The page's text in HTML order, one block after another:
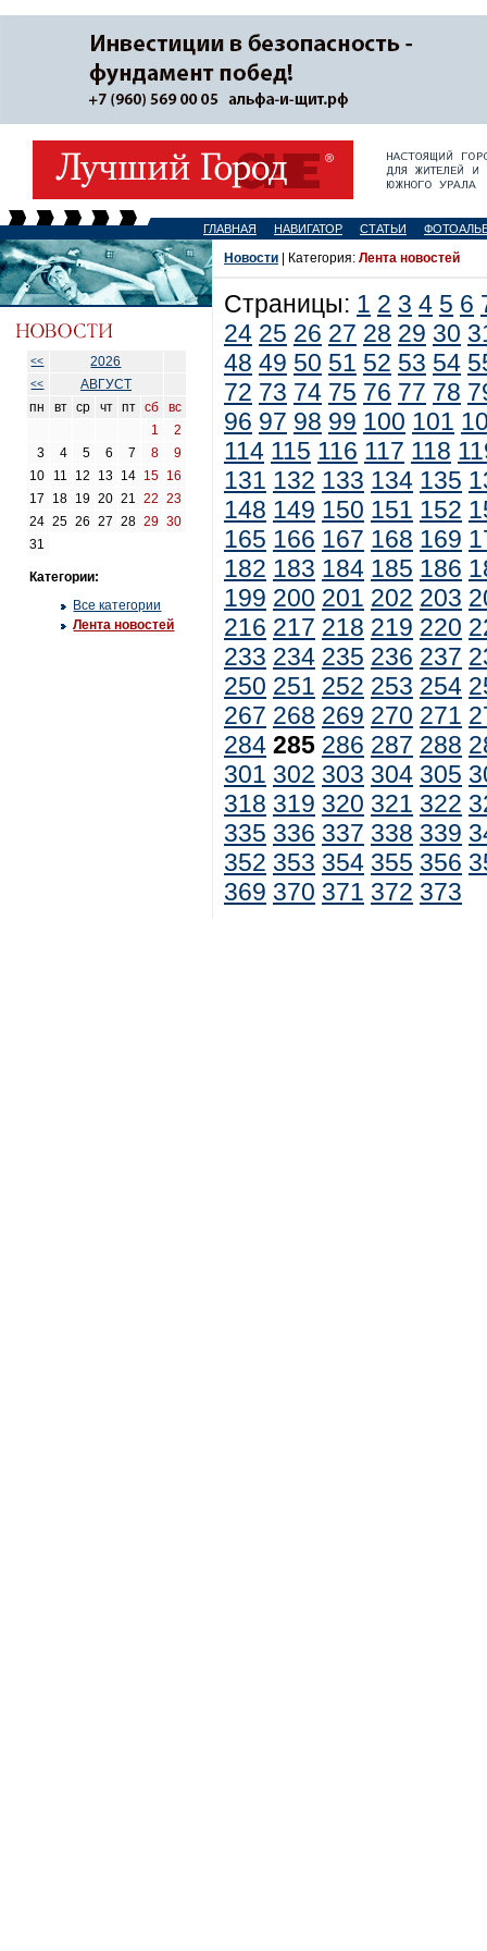
ГЛАВНАЯ НАВИГАТОР СТАТЬИ
<< 2026
<<
АВГУСТ
пн
вт ср чт пт сб
вс
1
2
3
4 5 6 7 8
9
10
11 12 13 14 15 16
17
18 19 20 21 22
23
24 25 26 27 28 29 30
31
Категории:
Все категории
Лента новостей
Новости | Категория: Лента новостей
Страницы: 1 2 3 4 5 6
24 25 26 27 28 29 30
48 49 50 51 52 53 54
72 73 74 75 76 77 78
96 97 98 99 100 101
114 115 116 117 118
131 132 133 134 135
148 149 150 151 152
165 166 167 168 169
182 183 184 185 186
199 200 201 202 203
216 217 218 219 220
233 234 235 236 237
250 251 252 253 254
267 268 269 270 271
284 285 286 287 288
301 302 303 304 305
318 319 320 321 322
335 336 337 338 339
352 353 354 355 356
369 370 371 372 373